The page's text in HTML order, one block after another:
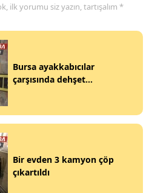
ilk yorumu siz yazın, tartışalım *
Bursa ayakkabıcılar
çarşısında dehşet...
Bir evden 3 kamyon çöp
çıkartıldı